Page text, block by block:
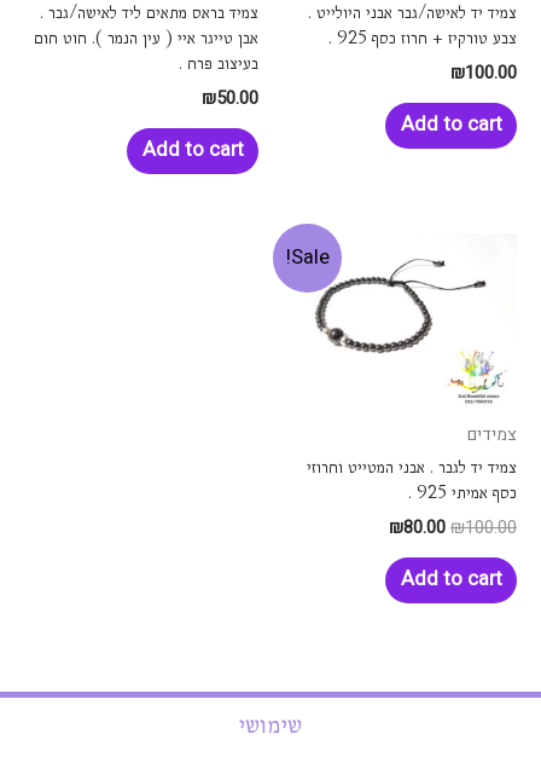
צמיד יד לאישה/גבר אבני היולייט .
צבע טורקיז + חרוז כסף 925 .
₪100.00
Add to cart
צמיד בראס מתאים ליד לאישה/גבר .
אבן טייגר איי ( עין הנמר ). חוט חום
בעיצוב פרח .
₪50.00
Add to cart
Sale!
צמידים
צמיד יד לגבר . אבני המטייט וחרוזי
כסף אמיתי 925 .
₪100.00
₪80.00
Add to cart
שימושי